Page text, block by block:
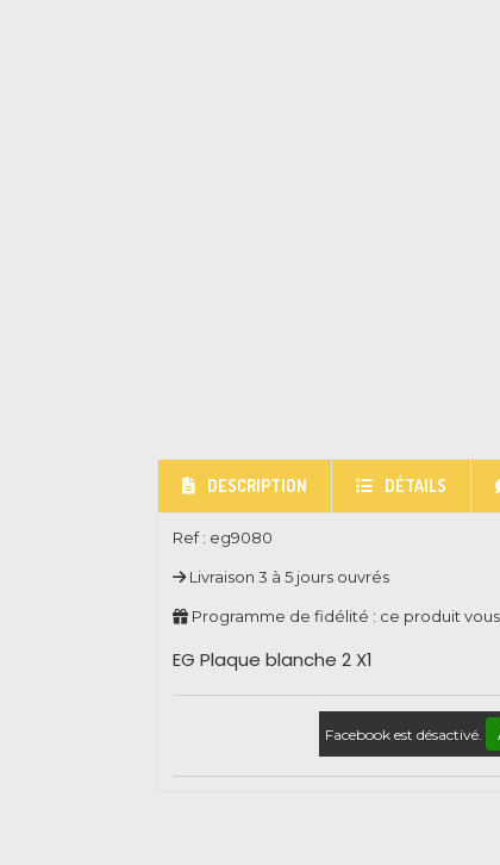
DESCRIPTION DÉTAILS
Ref : eg9080
Livraison 3 à 5 jours ouvrés
Programme de fidélité : ce produit
EG Plaque blanche 2 X1
Facebook est désactivé.